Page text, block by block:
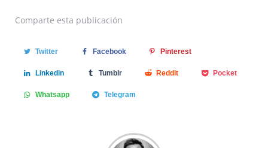
Comparte esta publicación
Twitter Facebook Pinterest
Linkedin Tumblr Reddit Pocket
Whatsapp Telegram